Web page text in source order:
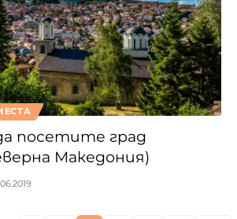
посетите град
Македония)